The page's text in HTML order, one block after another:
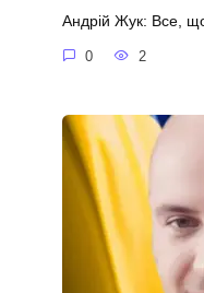
Андрій Жук: Все,
0 2